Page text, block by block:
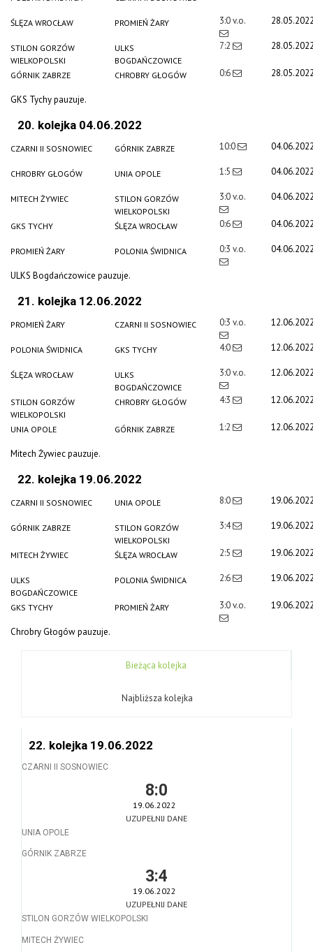
ŚLĘZA WROCŁAW PROMIEŃ ŻARY 3:0 v.o.
STILON GORZÓW
WIELKOPOLSKI
ULKS
BOGDAŃCZOWICE
7:2
GÓRNIK ZABRZE CHROBRY GŁOGÓW 0:6
GKS Tychy pauzuje.
20. kolejka 04.06.2022
CZARNI II SOSNOWIEC GÓRNIK ZABRZE 10:0
CHROBRY GŁOGÓW UNIA OPOLE 1:5
MITECH ŻYWIEC
STILON GORZÓW
WIELKOPOLSKI
3:0 v.o.
GKS TYCHY ŚLĘZA WROCŁAW 0:6
PROMIEŃ ŻARY POLONIA ŚWIDNICA 0:3 v.o.
ULKS Bogdańczowice pauzuje.
21. kolejka 12.06.2022
PROMIEŃ ŻARY CZARNI II SOSNOWIEC 0:3 v.o.
POLONIA ŚWIDNICA GKS TYCHY 4:0
ŚLĘZA WROCŁAW
ULKS
BOGDAŃCZOWICE
3:0 v.o.
STILON GORZÓW
WIELKOPOLSKI
CHROBRY GŁOGÓW 4:3
UNIA OPOLE GÓRNIK ZABRZE 1:2
Mitech Żywiec pauzuje.
22. kolejka 19.06.2022
CZARNI II SOSNOWIEC UNIA OPOLE 8:0
GÓRNIK ZABRZE
STILON GORZÓW
WIELKOPOLSKI
3:4
MITECH ŻYWIEC ŚLĘZA WROCŁAW 2:5
ULKS
BOGDAŃCZOWICE
POLONIA ŚWIDNICA 2:6
GKS TYCHY PROMIEŃ ŻARY 3:0 v.o.
Chrobry Głogów pauzuje.
Bieżąca kolejka
Najbliższa kolejka
22. kolejka 19.06.2022
CZARNI II SOSNOWIEC
8:0
19.06.2022
UZUPEŁNIJ DANE
UNIA OPOLE
GÓRNIK ZABRZE
3:4
19.06.2022
UZUPEŁNIJ DANE
STILON GORZÓW WIELKOPOLSKI
MITECH ŻYWIEC